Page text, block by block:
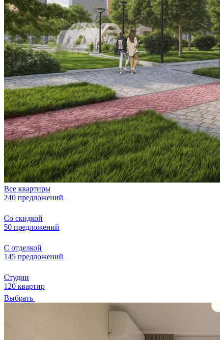
Все квартиры
240 предложений
Со скидкой
50 предложений
С отделкой
145 предложений
Студии
120 квартир
Выбрать